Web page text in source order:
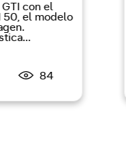
con el
50, el modelo
84